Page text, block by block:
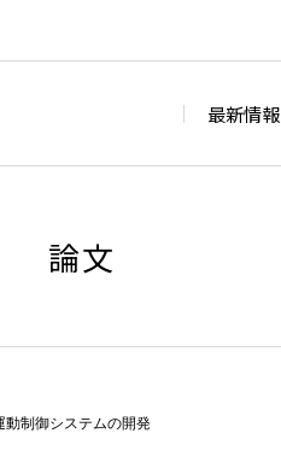
最新情報
論文
動制御システムの開発